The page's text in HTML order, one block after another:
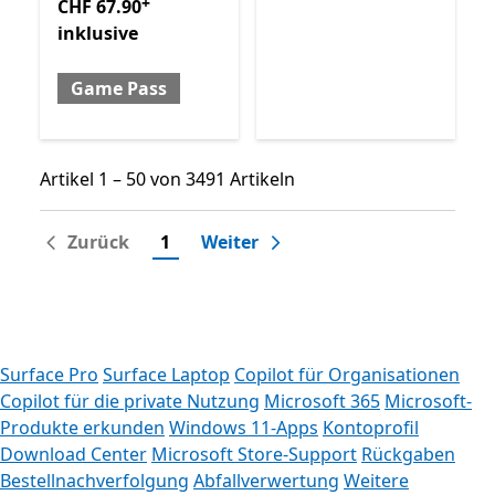
CHF 67.90
inklusive
Game Pass
Artikel 1 – 50 von 3491 Artikeln
Artikel 1 – 50 von 3491 Artikeln
Zurück 1 Weiter
Surface Pro Surface Laptop Copilot für Organisationen
Copilot für die private Nutzung Microsoft 365 Microsoft-
Produkte erkunden Windows 11-Apps Kontoprofil
Download Center Microsoft Store-Support Rückgaben
Bestellnachverfolgung Abfallverwertung Weitere